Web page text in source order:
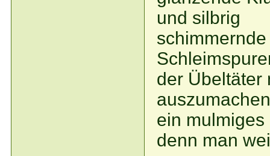
und silbrig
schimmernde
der Übeltäter
ein mulmiges
denn man